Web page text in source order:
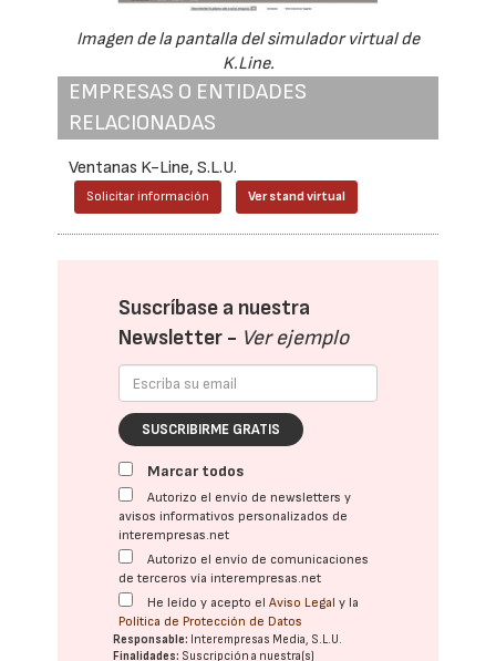
Imagen de la pantalla del simulador virtual de
K.Line.
EMPRESAS O ENTIDADES
RELACIONADAS
Ventanas K-Line, S.L.U.
Solicitar información Ver stand virtual
Suscríbase a nuestra
Newsletter - Ver ejemplo
SUSCRIBIRME GRATIS
Marcar todos
Autorizo el envío de newsletters y
avisos informativos personalizados de
interempresas.net
Autorizo el envío de comunicaciones
de terceros vía interempresas.net
He leído y acepto elAviso Legal y la
Política de Protección de Datos
Responsable: Interempresas Media, S.L.U.
Finalidades: Suscripción a nuestra(s)